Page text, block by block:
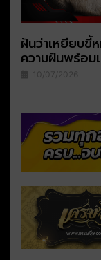
ฝันว่าเหยียบขี้
ความฝันพร้อม
10/07/2026